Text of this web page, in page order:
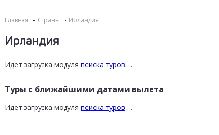
Главная Страны Ирландия
Ирландия
Идет загрузка модуля поиска туров …
Туры с ближайшими датами вылета
Идет загрузка модуля поиска туров …